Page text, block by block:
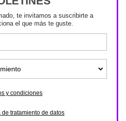
te invitamos a suscribirte a
el que más te guste.
y condiciones
tratamiento de datos